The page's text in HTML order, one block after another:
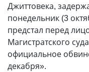
Джиттовека,
понедельник (3
предстал перед
Магистратского
официальное
декабря».